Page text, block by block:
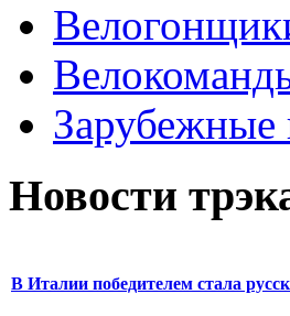
Зарубежные
Новости
В Италии победителем стала